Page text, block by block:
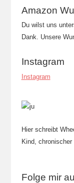
Amazon
Du wilst uns
Dank. Unsere
Instagram
Instagram
Hier schreibt
Kind,
Folge mir